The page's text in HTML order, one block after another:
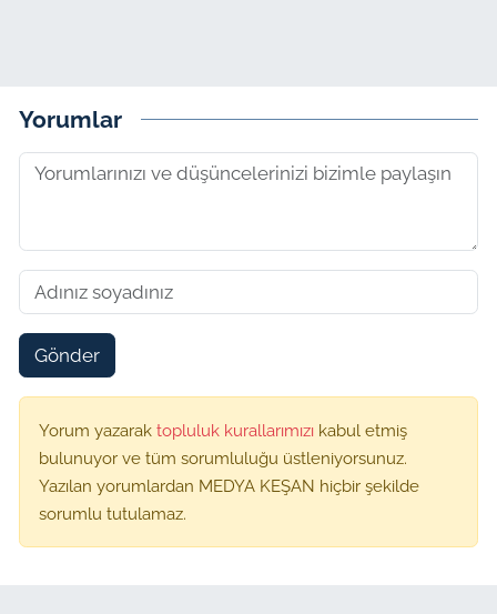
Yorumlar
Gönder
Yorum yazarak topluluk kurallarımızı kabul etmiş
bulunuyor ve tüm sorumluluğu üstleniyorsunuz.
Yazılan yorumlardan MEDYA KEŞAN hiçbir şekilde
sorumlu tutulamaz.